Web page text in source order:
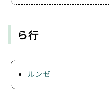
ら行
ルンゼ